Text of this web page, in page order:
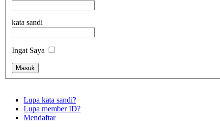
kata sandi
Ingat Saya
Lupa kata sandi?
Lupa member ID?
Mendaftar